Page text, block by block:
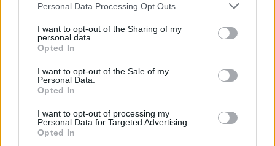
Personal Data Processing Opt Outs
I want to opt-out of the Sharing of my
personal data.
Opted In
I want to opt-out of the Sale of my
Personal Data.
Opted In
I want to opt-out of processing my
Personal Data for Targeted Advertising.
Opted In
Ourique: IP lança concurso de 600m€ para reabilitar a Estação
da Funcheira